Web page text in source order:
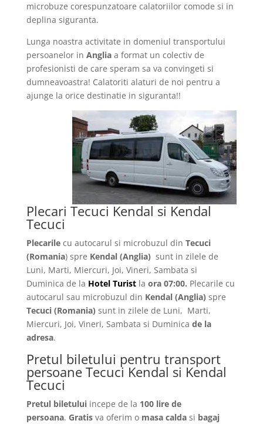
microbuze corespunzatoare calatoriilor comode si in
deplina siguranta.
Lunga noastra activitate in domeniul transportului
persoanelor in Angliaa format un colectiv de
profesionisti de care speram sa va convingeti si
dumneavoastra! Calatoriti alaturi de noi pentru a
ajunge la orice destinatie in siguranta!!
Plecari Tecuci Kendal si Kendal
Tecuci
Plecarilecu autocarul si microbuzul din Tecuci
(Romania) spre Kendal (Anglia) sunt in zilele de
Luni, Marti, Miercuri, Joi, Vineri, Sambata si
Duminica de la Hotel Turistla ora 07:00. Plecarile cu
autocarul sau microbuzul din Kendal (Anglia) spre
Tecuci (Romania) sunt in zilele de Luni, Marti,
Miercuri, Joi, Vineri, Sambata si Duminica de la
adresa.
Pretul biletului pentru transport
persoane Tecuci Kendal si Kendal
Tecuci
Pretul biletuluiincepe de la 100 lire de
persoana. Gratisva oferim o masa caldasi bagaj